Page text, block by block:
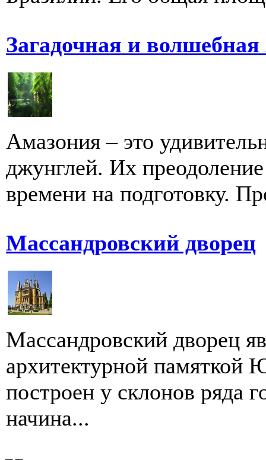
Загадочная и
Амазония – это
джунглей. Их
времени на подготовку.
Массандровский дворец
Массандровский дворец
архитектурной
построен у склонов ряда
начина...